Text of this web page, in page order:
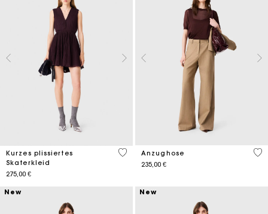
Kurzes plissiertes
Skaterkleid
275,00 €
3,6 out of 5 Customer Rating
Anzughose
235,00 €
5
New New